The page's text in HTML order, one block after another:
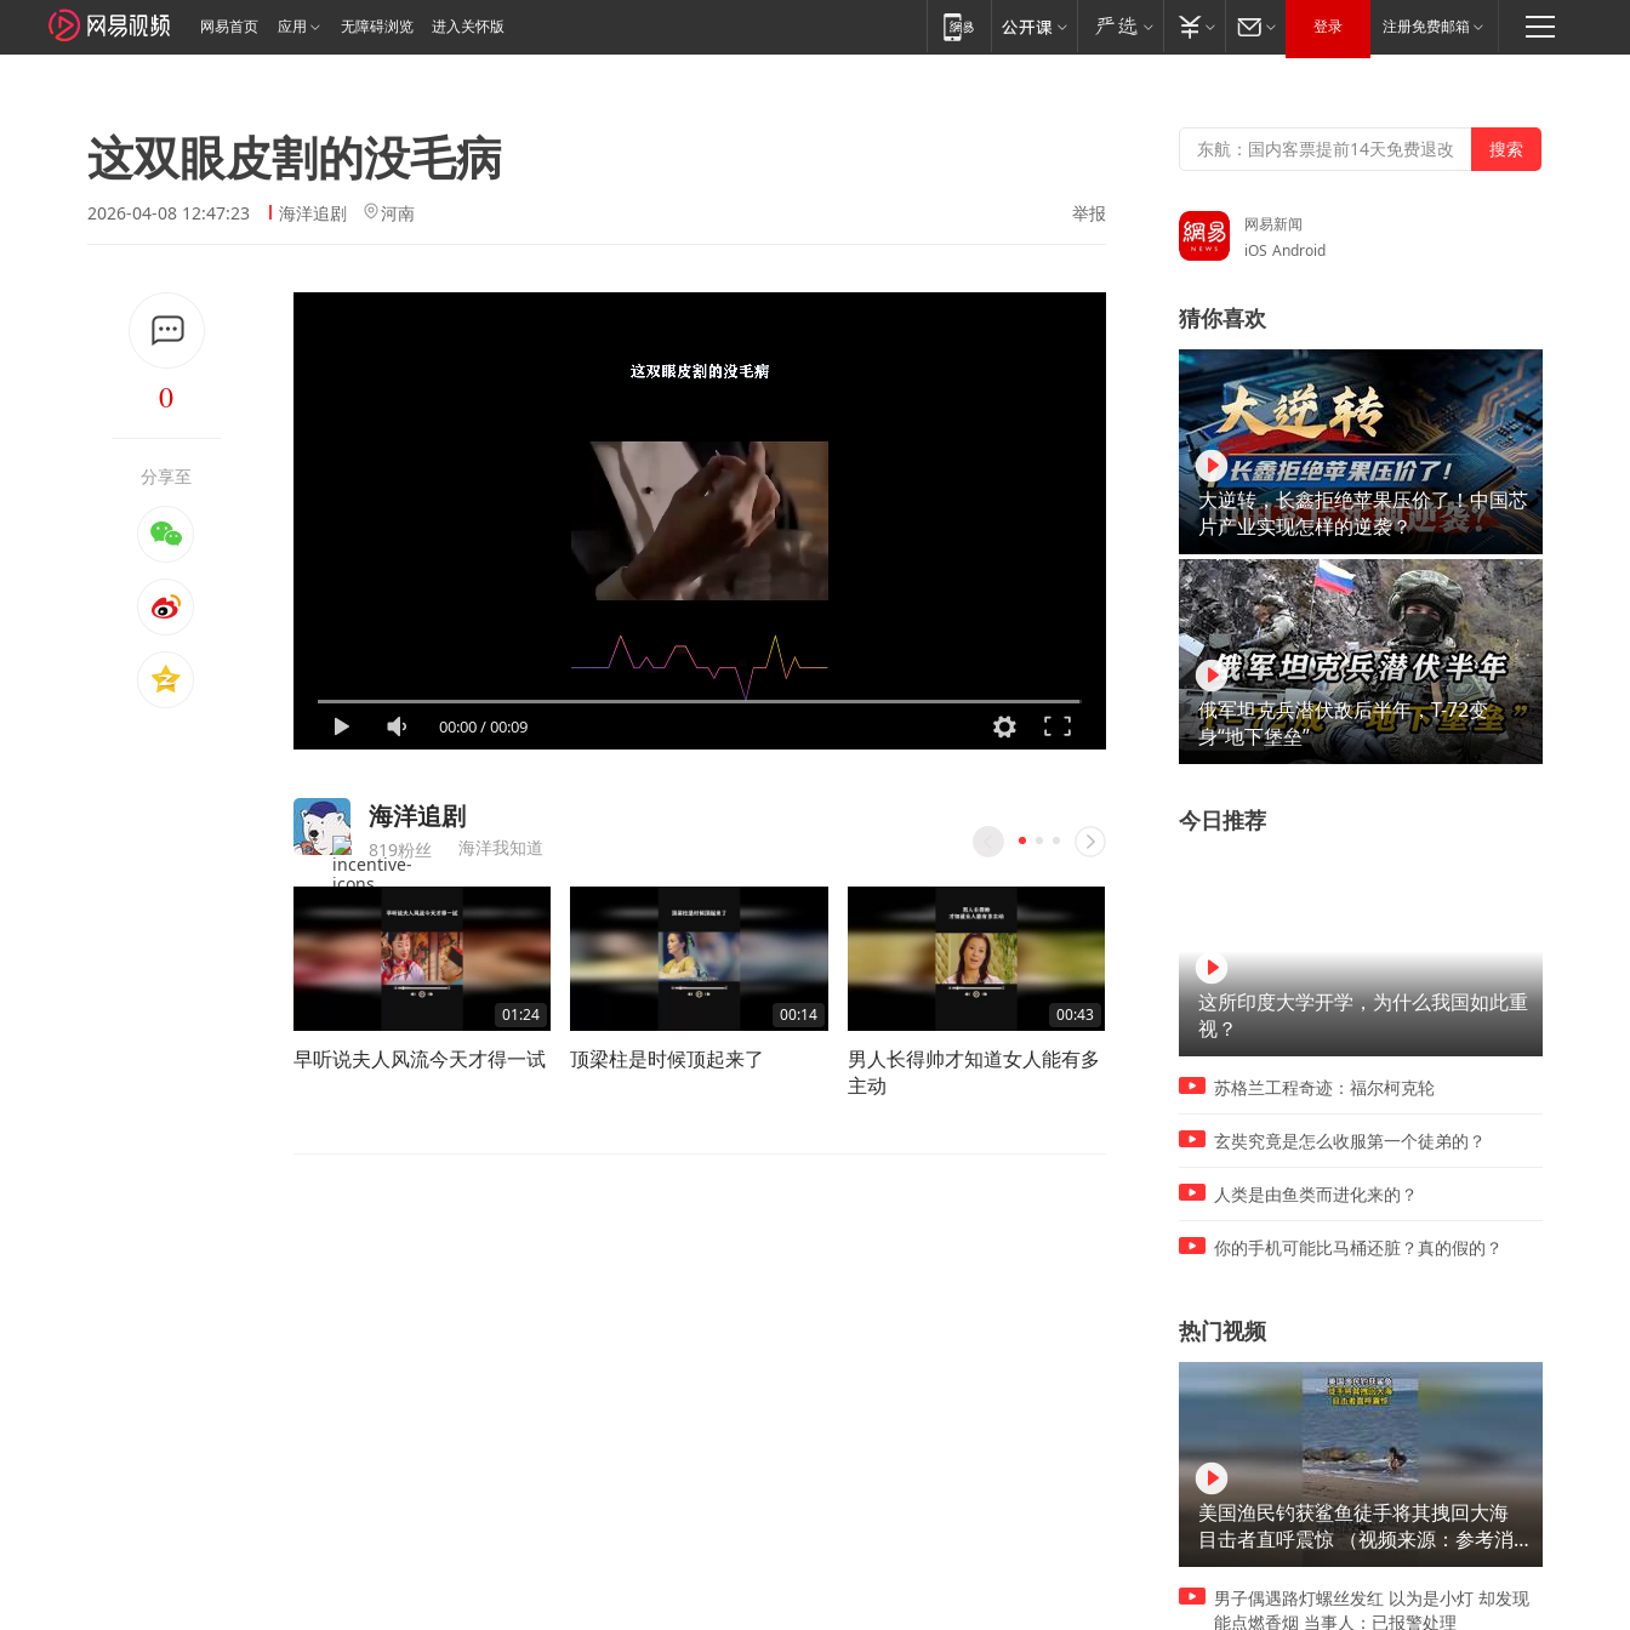
网易首页 应用 无障碍浏览 进入关怀版 登录 注册免费邮箱
这双眼皮割的没毛病
2026-04-08 12:47:23 海洋追剧 河南 举报
0
分享至
00:00/00:09
海洋追剧
819粉丝 海洋我知道
01:24
早听说夫人风流今天才得一试
00:14
顶梁柱是时候顶起来了
00:43
男人长得帅才知道女人能有多
主动
02:03
说到底还不是因为你太贪了 今天这里没有误会只有真相
网易新闻
iOS Android
猜你喜欢
大逆转，长鑫拒绝苹果压价了！中国芯
片产业实现怎样的逆袭？
俄军坦克兵潜伏敌后半年，T-72变
身“地下堡垒”
今日推荐
这所印度大学开学，为什么我国如此重
视？
苏格兰工程奇迹：福尔柯克轮
玄奘究竟是怎么收服第一个徒弟的？
人类是由鱼类而进化来的？
你的手机可能比马桶还脏？真的假的？
热门视频
美国渔民钓获鲨鱼徒手将其拽回大海
目击者直呼震惊 （视频来源：参考消
息）
男子偶遇路灯螺丝发红 以为是小灯 却发现
能点燃香烟 当事人：已报警处理